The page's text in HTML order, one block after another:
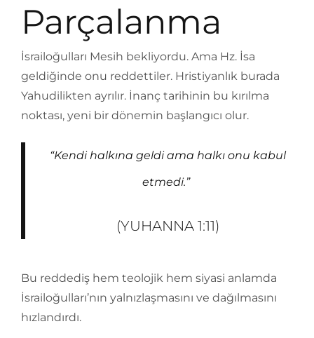
Parçalanma
İsrailoğulları Mesih bekliyordu. Ama Hz. İsa
geldiğinde onu reddettiler. Hristiyanlık burada
Yahudilikten ayrılır. İnanç tarihinin bu kırılma
noktası, yeni bir dönemin başlangıcı olur.
“Kendi halkına geldi ama halkı onu kabul
etmedi.”
(YUHANNA 1:11)
Bu reddediş hem teolojik hem siyasi anlamda
İsrailoğulları’nın yalnızlaşmasını ve dağılmasını
hızlandırdı.